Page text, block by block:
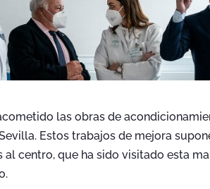
las obras de
Estos trabajos de mejora
centro, que ha sido visitado esta